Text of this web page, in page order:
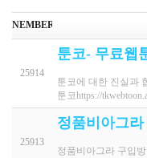
NEMBER
25914
툰코- 무료웹
툰코에 대한 진실과
툰코https://
25913
정품비아그
정품비아그라 구입